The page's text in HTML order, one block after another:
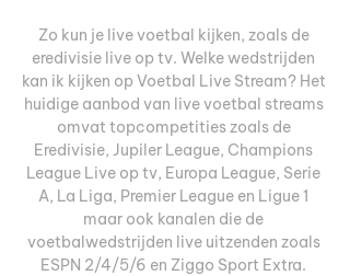
Zo kun je live voetbal kijken, zoals de
eredivisie live op tv. Welke wedstrijden
kan ik kijken op Voetbal Live Stream? Het
huidige aanbod van live voetbal streams
omvat topcompetities zoals de
Eredivisie, Jupiler League, Champions
League Live op tv, Europa League, Serie
A, La Liga, Premier League en Ligue 1
maar ook kanalen die de
voetbalwedstrijden live uitzenden zoals
ESPN 2/4/5/6 en Ziggo Sport Extra.